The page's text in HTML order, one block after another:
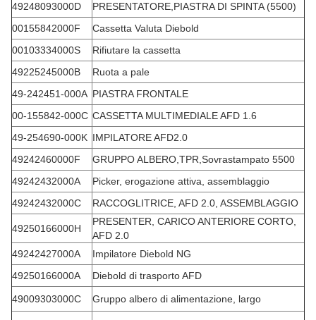
49248093000D
PRESENTATORE,PIASTRA DI SPINTA (5500)
00155842000F
Cassetta Valuta Diebold
00103334000S
Rifiutare la cassetta
49225245000B
Ruota a pale
49-242451-000A PIASTRA FRONTALE
00-155842-000C CASSETTA MULTIMEDIALE AFD 1.6
49-254690-000K IMPILATORE AFD2.0
49242460000F
GRUPPO ALBERO,TPR,Sovrastampato 5500
49242432000A
Picker, erogazione attiva, assemblaggio
49242432000C
RACCOGLITRICE, AFD 2.0, ASSEMBLAGGIO
49250166000H
PRESENTER, CARICO ANTERIORE CORTO,
AFD 2.0
49242427000A
Impilatore Diebold NG
49250166000A
Diebold di trasporto AFD
49009303000C Gruppo albero di alimentazione, largo